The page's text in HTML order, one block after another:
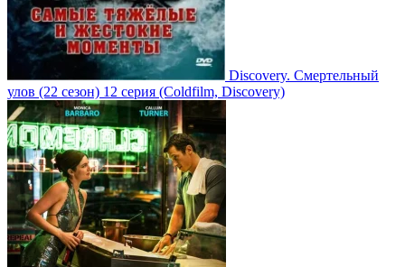
Discovery. Смертельный
улов (22 сезон) 12 серия (Coldfilm, Discovery)